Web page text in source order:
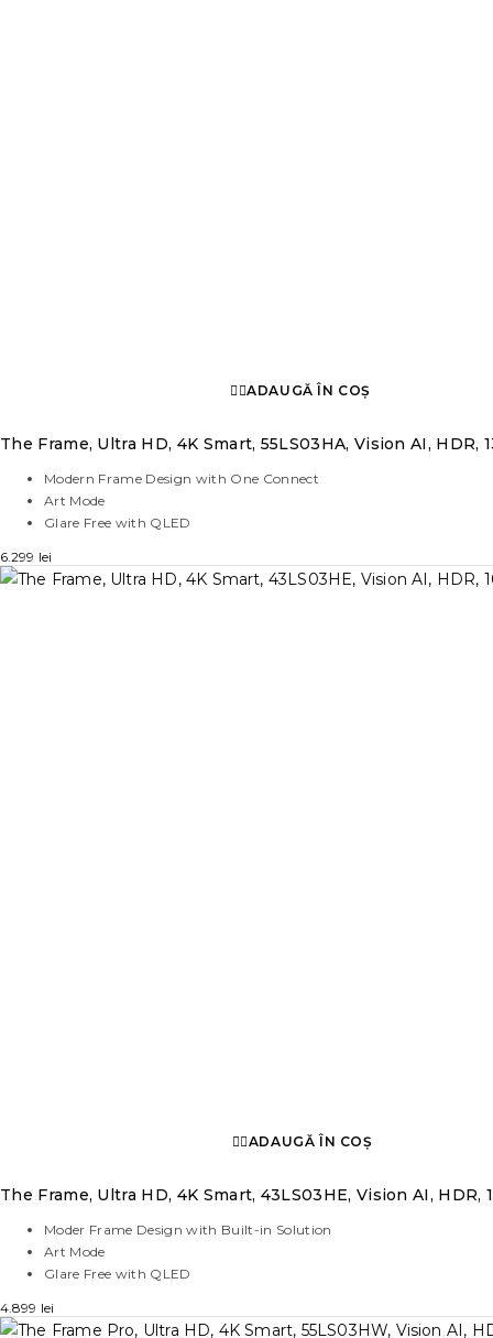
ADAUGĂ ÎN COȘ
The Frame, Ultra HD, 4K Smart, 55LS03HA, Vision AI, HDR,
Modern Frame Design with One Connect
Art Mode
Glare Free with QLED
6.299 lei
ADAUGĂ ÎN COȘ
The Frame, Ultra HD, 4K Smart, 43LS03HE, Vision AI, HDR,
Moder Frame Design with Built-in Solution
Art Mode
Glare Free with QLED
4.899 lei